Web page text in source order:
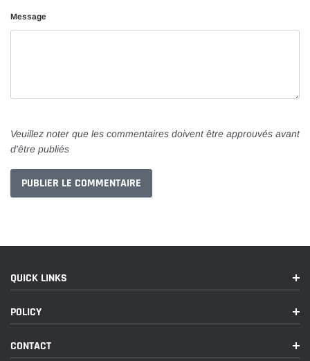
Message
Veuillez noter que les commentaires doivent être approuvés avant
d'être publiés
QUICK LINKS
POLICY
CONTACT